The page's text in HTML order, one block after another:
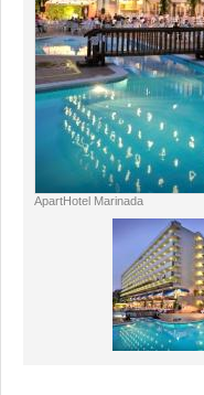
ApartHotel Marinada